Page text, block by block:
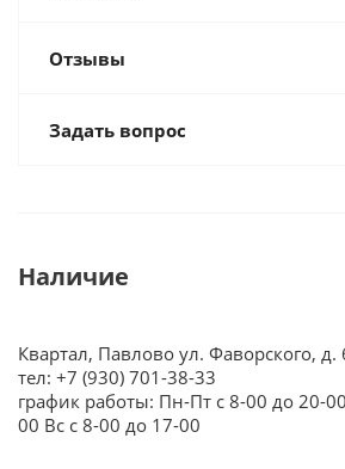
Отзывы
Задать вопрос
Наличие
Квартал, Павлово ул. Фаворского, д.
тел: +7 (930) 701-38-33
график работы: Пн-Пт с 8-00 до 20-
00 Вс с 8-00 до 17-00